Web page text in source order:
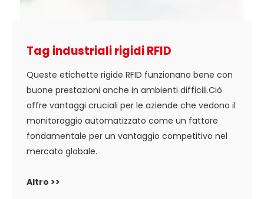
Tag industriali rigidi RFID
Queste etichette rigide RFID funzionano bene con
buone prestazioni anche in ambienti difficili.Ciò
offre vantaggi cruciali per le aziende che vedono il
monitoraggio automatizzato come un fattore
fondamentale per un vantaggio competitivo nel
mercato globale.
Altro >>